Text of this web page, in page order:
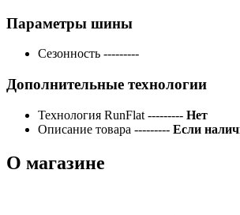
Параметры шины
Сезонность ---------
Дополнительные технологии
Технология RunFlat --------- Нет
Описание товара --------- Если
О магазине